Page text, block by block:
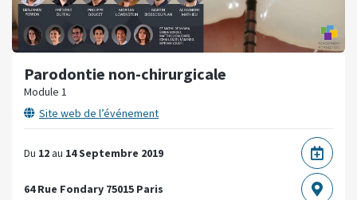
Parodontie non-chirurgicale
Module 1
Site web de l’événement
Du 12au 14 Septembre 2019
64 Rue Fondary 75015 Paris